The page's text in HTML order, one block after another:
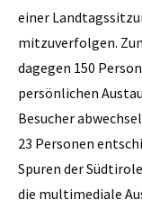
einer
mitzuverfolgen.
dagegen 150
persönlichen
Besucher
23 Personen
Spuren der
die multimediale